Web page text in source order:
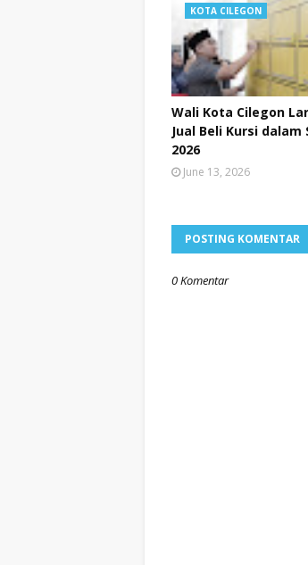
KOTA CILEGON
Wali Kota Cilegon
Jual Beli Kursi dalam
2026
June 13, 2026
POSTING KOMENTAR
0 Komentar